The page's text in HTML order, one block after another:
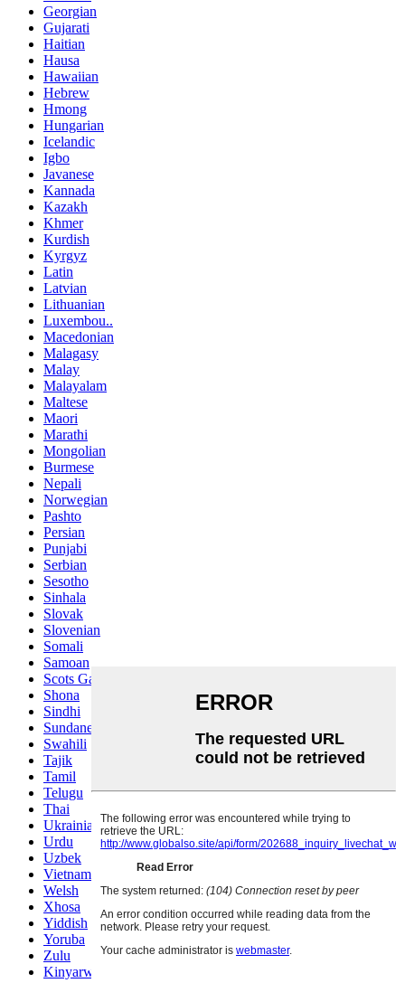
Georgian
Gujarati
Haitian
Hausa
Hawaiian
Hebrew
Hmong
Hungarian
Icelandic
Igbo
Javanese
Kannada
Kazakh
Khmer
Kurdish
Kyrgyz
Latin
Latvian
Lithuanian
Luxembou..
Macedonian
Malagasy
Malay
Malayalam
Maltese
Maori
Marathi
Mongolian
Burmese
Nepali
Norwegian
Pashto
Persian
Punjabi
Serbian
Sesotho
Sinhala
Slovak
Slovenian
Somali
Samoan
Scots Gaelic
Shona
Sindhi
Sundanese
Swahili
Tajik
Tamil
Telugu
Thai
Ukrainian
Urdu
Uzbek
Vietnamese
Welsh
Xhosa
Yiddish
Yoruba
Zulu
Kinyarwanda